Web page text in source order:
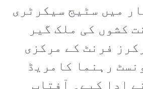
میں سٹیج سیکرٹری
کشوں کی ملک گیر
فرنٹ کے مرکزی
رہنما کامریڈ